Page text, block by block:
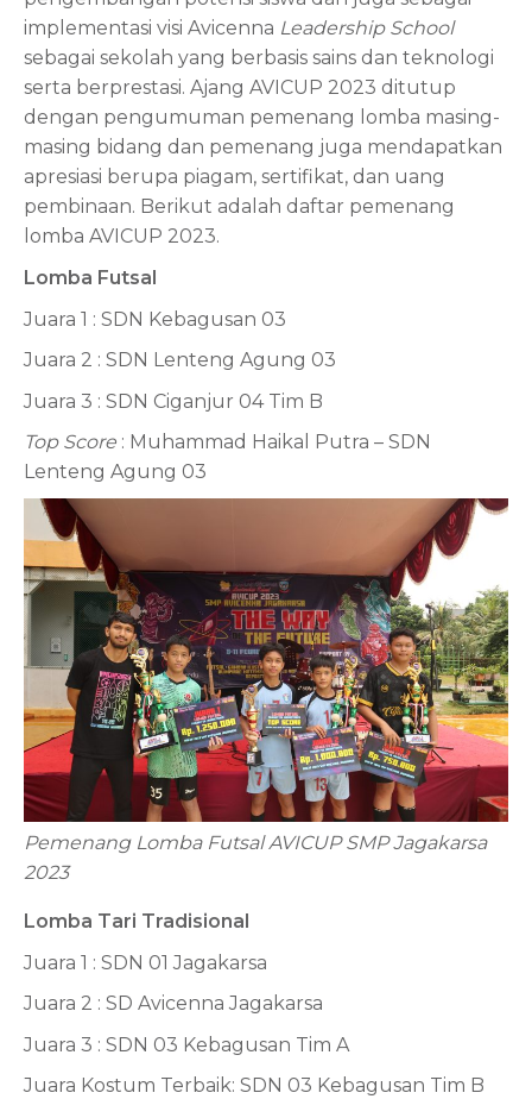
implementasi visi Avicenna Leadership School
sebagai sekolah yang berbasis sains dan teknologi
serta berprestasi. Ajang AVICUP 2023 ditutup
dengan pengumuman pemenang lomba masing-
masing bidang dan pemenang juga mendapatkan
apresiasi berupa piagam, sertifikat, dan uang
pembinaan. Berikut adalah daftar pemenang
lomba AVICUP 2023.
Lomba Futsal
Juara 1 : SDN Kebagusan 03
Juara 2 : SDN Lenteng Agung 03
Juara 3 : SDN Ciganjur 04 Tim B
Top Score : Muhammad Haikal Putra – SDN
Lenteng Agung 03
Pemenang Lomba Futsal AVICUP SMP Jagakarsa
2023
Lomba Tari Tradisional
Juara 1 : SDN 01 Jagakarsa
Juara 2 : SD Avicenna Jagakarsa
Juara 3 : SDN 03 Kebagusan Tim A
Juara Kostum Terbaik: SDN 03 Kebagusan Tim B